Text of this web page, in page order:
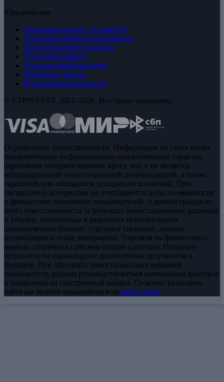
Юридическое
Пользовательское соглашение
Политика конфиденциальности
Предупреждение о рисках
Публичная оферта
Политика файлов cookie
Биржевые данные
Редакционная политика
© ETPINVEST, 2021–2026. Все права защищены.
Ограничение ответственности. Информация на сайте носит
исключительно информационно-аналитический характер,
адресована неограниченному кругу лиц и не является
индивидуальной инвестиционной рекомендацией, а также
гарантией или обещанием доходности вложений. При
составлении материалов не учитываются цели, возможности
и финансовое положение пользователей. Администрация не
несёт ответственности за результат инвестиционных решений
и убытки, понесённые в результате использования
аналитических обзоров, торговых сигналов, данных
индикаторов и иных материалов. Торговля на финансовых
рынках сопряжена с риском потери капитала. Прошлые
результаты не гарантируют аналогичных результатов в
будущем. При принятии инвестиционных решений
пользователь должен руководствоваться комплексом факторов
и полагаться на собственный анализ. Со всеми разделами
сайта вы можете ознакомиться на карте сайта.